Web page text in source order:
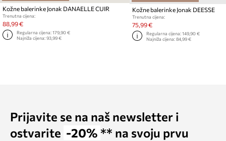
Kožne balerinke Jonak DANAELLE CUIR
Trenutna cijena:
88,99 €
Regularna cijena:179,90 €
Najniža cijena:93,99 €
Kožne balerinke Jonak DEESSE
Trenutna cijena:
75,99 €
Regularna cijena:149,90 €
Najniža cijena:84,99 €
Prijavite se na naš newsletter i
ostvarite -20% ** na svoju prvu